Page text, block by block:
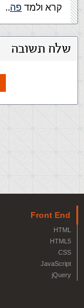
קרא ולמד פה..
שלח תשובה
Front End
HTML
HTML5
CSS
JavaScript
jQuery